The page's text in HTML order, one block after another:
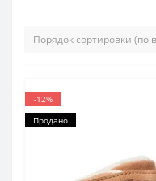
-12%
Продано